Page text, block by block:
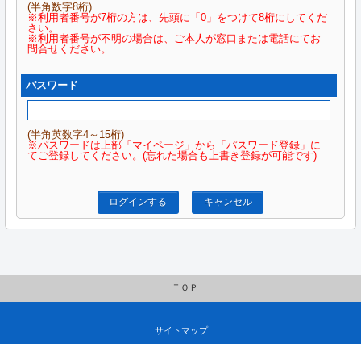
(半角数字8桁)
※利用者番号が7桁の方は、先頭に「0」をつけて8桁にしてくだ
さい。
※利用者番号が不明の場合は、ご本人が窓口または電話にてお
問合せください。
パスワード
(半角英数字4～15桁)
※パスワードは上部「マイページ」から「パスワード登録」に
てご登録してください。(忘れた場合も上書き登録が可能です)
ログインする キャンセル
ＴＯＰ
サイトマップ